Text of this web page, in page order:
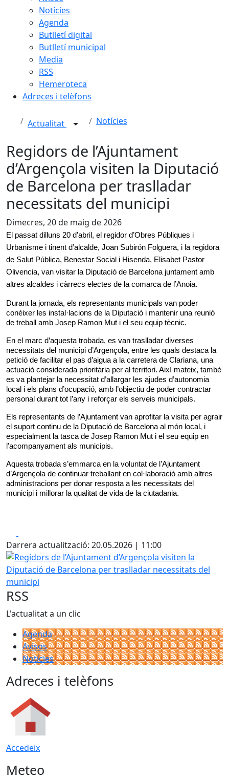
Notícies
Agenda
Butlletí digital
Butlletí municipal
Media
RSS
Hemeroteca
Adreces i telèfons
Actualitat Notícies
Regidors de l’Ajuntament
d’Argençola visiten la Diputació
de Barcelona per traslladar
necessitats del municipi
Dimecres, 20 de maig de 2026
El passat dilluns 20 d’abril, el regidor d’Obres Públiques i
Urbanisme i tinent d’alcalde, Joan Subirón Folguera, i la regidora
de Salut Pública, Benestar Social i Hisenda, Elisabet Pastor
Olivencia, van visitar la Diputació de Barcelona juntament amb
altres alcaldes i càrrecs electes de la comarca de l’Anoia.
Durant la jornada, els representants municipals van poder
conèixer les instal·lacions de la Diputació i mantenir una reunió
de treball amb Josep Ramon Mut i el seu equip tècnic.
En el marc d’aquesta trobada, es van traslladar diverses
necessitats del municipi d’Argençola, entre les quals destaca la
petició de facilitar el pas d’aigua a la carretera de Clariana, una
actuació considerada prioritària per al territori. Així mateix, també
es va plantejar la necessitat d’allargar les ajudes d’autonomia
local i els plans d’ocupació, amb l’objectiu de poder contractar
personal durant tot l’any i reforçar els serveis municipals.
Els representants de l’Ajuntament van aprofitar la visita per agrair
el suport continu de la Diputació de Barcelona al món local, i
especialment la tasca de Josep Ramon Mut i el seu equip en
l’acompanyament als municipis.
Aquesta trobada s’emmarca en la voluntat de l’Ajuntament
d’Argençola de continuar treballant en col·laboració amb altres
administracions per donar resposta a les necessitats del
municipi i millorar la qualitat de vida de la ciutadania.
Darrera actualització: 20.05.2026 | 11:00
Regidors de l’Ajuntament d’Argençola visiten la
RSS
L'actualitat a un clic
Agenda
Avisos
Notícies
Adreces i telèfons
Accedeix
Meteo